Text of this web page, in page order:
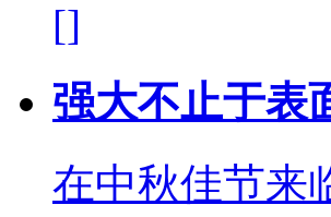
[]
强大不止于表
在中秋佳节来